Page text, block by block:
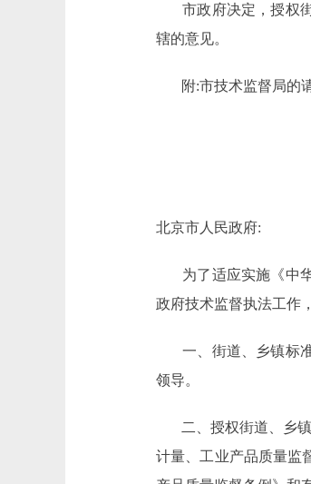
市政府决定，授权
辖的意见。
附:市技术监督局的
北京市人民政府:
为了适应实施《中
政府技术监督执法工作
一、街道、乡镇标
领导。
二、授权街道、乡
计量、工业产品质量监